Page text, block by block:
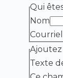
Qui
Nom
Texte